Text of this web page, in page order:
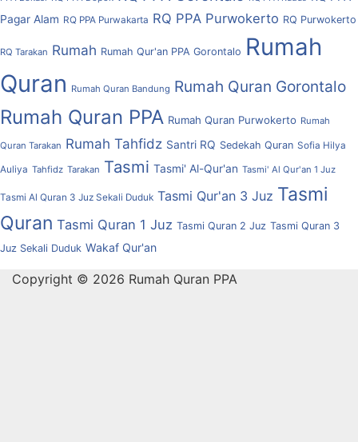
Pagar Alam RQ PPA Purwakarta RQ PPA Purwokerto RQ Purwokerto
RQ Tarakan Rumah Rumah Qur'an PPA Gorontalo Rumah
Quran Rumah Quran Bandung Rumah Quran Gorontalo
Rumah Quran PPA Rumah Quran Purwokerto Rumah
Quran Tarakan Rumah Tahfidz Santri RQ Sedekah Quran Sofia Hilya
Auliya Tahfidz Tarakan Tasmi Tasmi' Al-Qur'an Tasmi' Al Qur'an 1 Juz
Tasmi Al Quran 3 Juz Sekali Duduk Tasmi Qur'an 3 Juz Tasmi
Quran Tasmi Quran 1 Juz Tasmi Quran 2 Juz Tasmi Quran 3
Juz Sekali Duduk Wakaf Qur'an
Copyright © 2026 Rumah Quran PPA